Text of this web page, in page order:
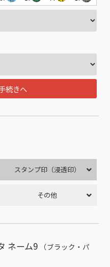
続きへ
スタンプ印（浸透印）
その他
ネーム9
（ブラック・パ